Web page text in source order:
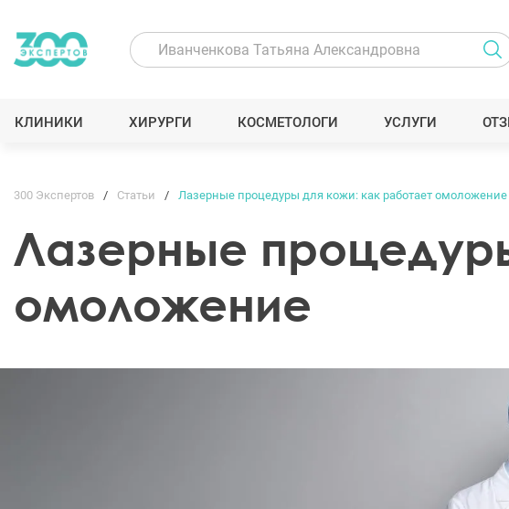
КЛИНИКИ ХИРУРГИ КОСМЕТОЛОГИ УСЛУГИ
300 Экспертов Статьи Лазерные процедуры для кожи: как работает омоложение
Лазерные
омоложение